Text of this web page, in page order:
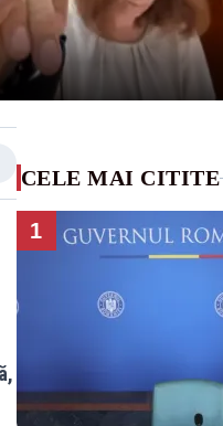
CELE MAI CITITE
1